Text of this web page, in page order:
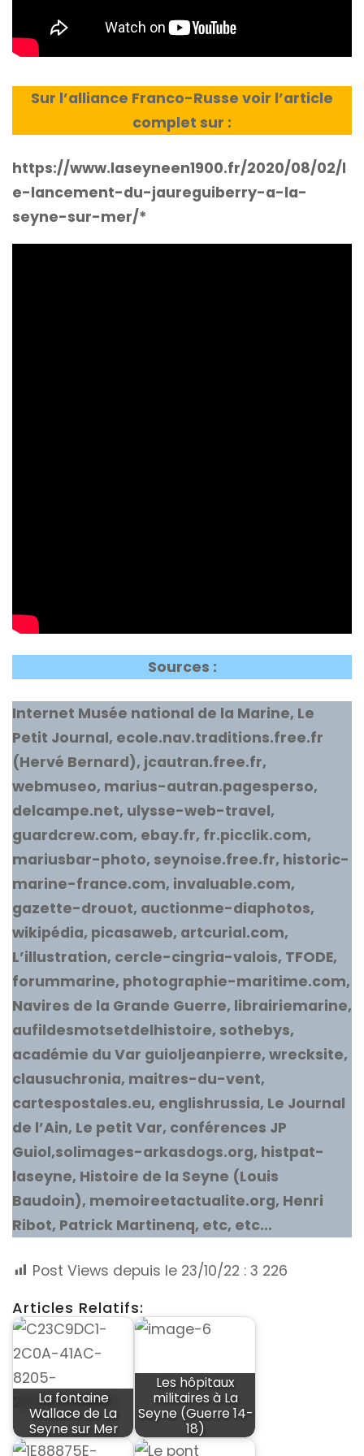
Sur l’alliance Franco-Russe voir l’article
complet sur :
https://www.laseyneen1900.fr/2020/08/02/l
e-lancement-du-jaureguiberry-a-la-
seyne-sur-mer/*
Sources :
Internet Musée national de la Marine, Le
Petit Journal, ecole.nav.traditions.free.fr
(Hervé Bernard), jcautran.free.fr,
webmuseo, marius-autran.pagesperso,
delcampe.net, ulysse-web-travel,
guardcrew.com, ebay.fr, fr.picclik.com,
mariusbar-photo, seynoise.free.fr, historic-
marine-france.com, invaluable.com,
gazette-drouot, auctionme-diaphotos,
wikipédia, picasaweb, artcurial.com,
L’illustration, cercle-cingria-valois, TFODE,
forummarine, photographie-maritime.com,
Navires de la Grande Guerre, librairiemarine,
aufildesmotsetdelhistoire, sothebys,
académie du Var guioljeanpierre, wrecksite,
clausuchronia, maitres-du-vent,
cartespostales.eu, englishrussia, Le Journal
de l’Ain, Le petit Var, conférences JP
Guiol,solimages-arkasdogs.org, histpat-
laseyne, Histoire de la Seyne (Louis
Baudoin), memoireetactualite.org, Henri
Ribot, Patrick Martinenq, etc, etc…
Post Views depuis le 23/10/22 : 3 226
Articles Relatifs:
La fontaine
Wallace de La
Seyne sur Mer
Les hôpitaux
militaires à La
Seyne (Guerre 14-
18)